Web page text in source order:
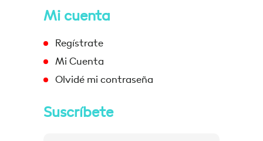
Mi cuenta
Regístrate
Mi Cuenta
Olvidé mi contraseña
Suscríbete